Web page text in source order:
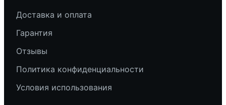
Доставка и оплата
Гарантия
Отзывы
Политика конфиденциальности
Условия использования